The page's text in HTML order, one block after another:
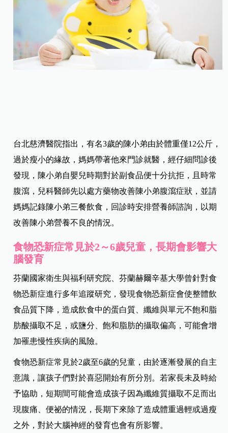
台北慈濟醫院指出，有名3歲的陳小弟由於體重僅12公斤，
過於瘦小的緣故，媽媽帶著他來門診就醫，經仔細問診後
發現，陳小弟自嬰兒時期對於副食品便十分抗拒，且時常
腹瀉，兒科醫師先以處方藥物改善陳小弟腹瀉症狀，並請
媽媽記錄陳小弟三餐飲食，回診時安排營養師諮詢，以期
改善陳小弟營養不良的情況。
食物恐新症常見於2 ～6歲兒童，長期會影響大
腦發育
芬蘭國家衛生與福利研究院、芬蘭赫爾辛基大學曾針對食
物恐新症進行多年追蹤研究，發現食物恐新症會使整體飲
食品質下降，造成飲食中的蛋白質、纖維與單元不飽和脂
肪酸攝取不足，或鹽分、飽和脂肪的攝取偏高，可能會增
加罹患慢性疾病的風險。
食物恐新症常見於2歲至6歲的兒童，由於逐漸發展的自主
意識，讓孩子們對於喜惡開始有所分別。若家長未及時給
予協助，短期間可能會造成孩子因為纖維質攝取不足而出
現腹痛、便祕的情況，長期下來除了造成體重過輕或過瘦
之外，對於大腦神經的發育也會有所影響。